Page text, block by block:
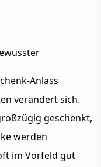
Anlass
verändert sich.
geschenkt,
werden
im Vorfeld gut